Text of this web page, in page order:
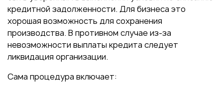
кредитной задолженности. Для бизнеса это
хорошая возможность для сохранения
производства. В противном случае из-за
невозможности выплаты кредита следует
ликвидация организации.
Сама процедура включает: